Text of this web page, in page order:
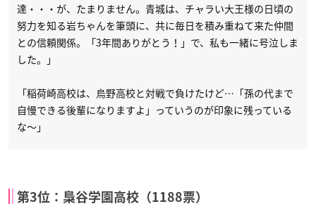
達・・・が、たまりません。青城は、チャラい大王様の日頃の
努力を知る岩ちゃんを筆頭に、共に毎日を積み重ねて来た仲間
との信頼関係。「3年間ありがとう！」で、私も一緒に号泣しま
した。」
「稲荷崎高校は、烏野高校と対戦で負けたけど…「孫の代まで
自慢できる後輩になりますよ」っていうのが印象に残っている
な〜」
第3位：梟谷学園高校（1188票）